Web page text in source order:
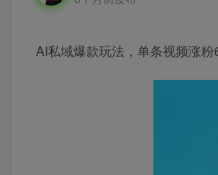
AI私域爆款玩法，单条视频涨